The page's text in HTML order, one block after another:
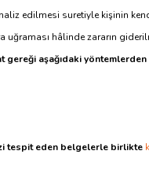
edilmesi suretiyle kişinin
uğraması hâlinde zararın
aşağıdaki yöntemlerden
tespit eden belgelerle birlikte